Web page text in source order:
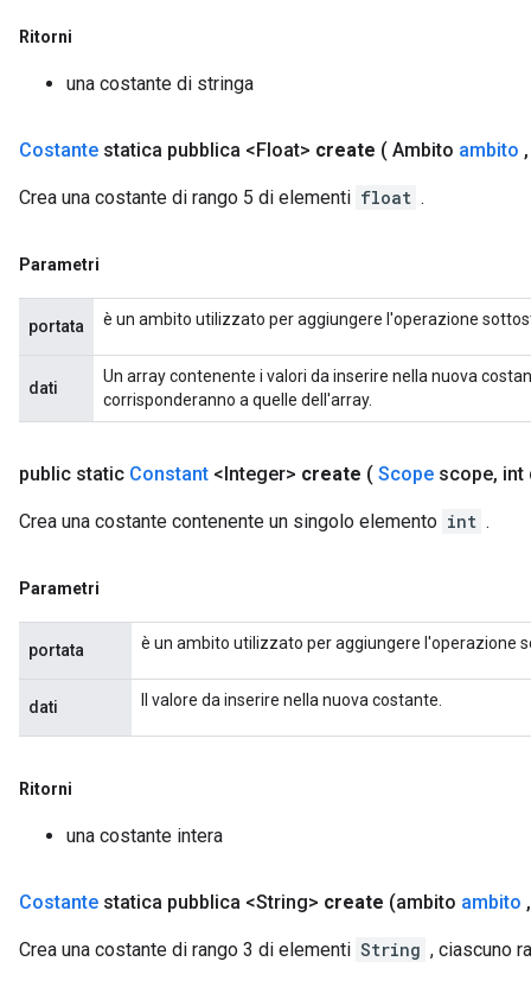
Ritorni
una costante di stringa
Costante statica pubblica <Float> create ( Ambito ambito ,
Crea una costante di rango 5 di elementi float .
Parametri
portata è un ambito utilizzato per aggiungere l'operazione
dati
Un array contenente i valori da inserire nella nuova
corrisponderanno a quelle dell'array.
public static Constant <Integer> create ( Scope scope, int
Crea una costante contenente un singolo elemento int .
Parametri
portata è un ambito utilizzato per aggiungere l'operazione
dati Il valore da inserire nella nuova costante.
Ritorni
una costante intera
Costante statica pubblica <String> create (ambito ambito ,
Crea una costante di rango 3 di elementi String , ciascuno